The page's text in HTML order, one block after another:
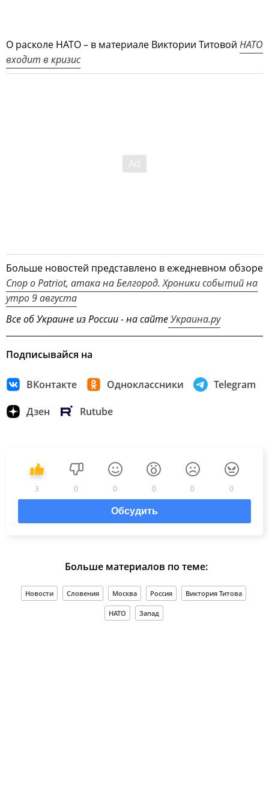
О расколе НАТО – в материале Виктории Титовой НАТО
входит в кризис
Больше новостей представлено в ежедневном обзоре
Спор о Patriot, атака на Белгород. Хроники событий на
утро 9 августа
Все об Украине из России - на сайтеУкраина.ру
Подписывайся на
ВКонтакте Одноклассники Telegram
Дзен Rutube
3 0 0 0 0 0
Обсудить
Больше материалов по теме:
Новости Словения Москва Россия Виктория Титова
НАТО Запад